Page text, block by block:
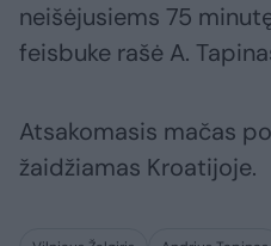
neišėjusiems 75
feisbuke rašė A.
Atsakomasis mačas
žaidžiamas Kroatijoje.